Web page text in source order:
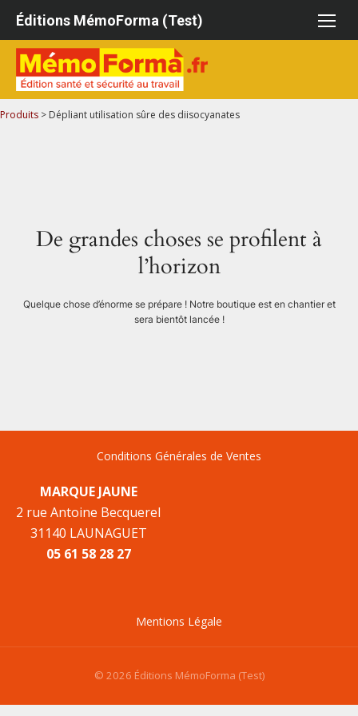
Aller
contenu
Éditions MémoForma (Test)
Produits > Dépliant utilisation sûre des diisocyanates
De grandes choses se profilent à
l’horizon
Quelque chose d’énorme se prépare ! Notre boutique est en chantier et
sera bientôt lancée !
Conditions Générales de Ventes
MARQUE JAUNE
2 rue Antoine Becquerel
31140 LAUNAGUET
05 61 58 28 27
Mentions Légale
© 2026 Éditions MémoForma (Test)